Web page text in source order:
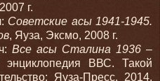
г.
Советские асы 1941-1945.
, Яуза, Эксмо, 2008 г.
Все асы Сталина 1936 –
ВВС. Такой
Яуза-Пресс, 2014.